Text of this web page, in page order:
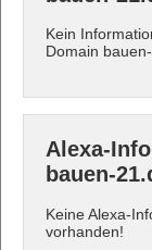
Kein
Domain
Alexa-
bauen-
Keine Alexa-
vorhanden!